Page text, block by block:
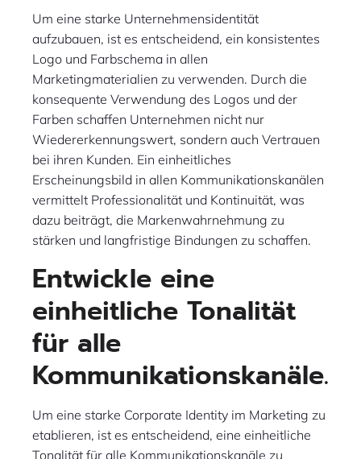
Um eine starke Unternehmensidentität
aufzubauen, ist es entscheidend, ein konsistentes
Logo und Farbschema in allen
Marketingmaterialien zu verwenden. Durch die
konsequente Verwendung des Logos und der
Farben schaffen Unternehmen nicht nur
Wiedererkennungswert, sondern auch Vertrauen
bei ihren Kunden. Ein einheitliches
Erscheinungsbild in allen Kommunikationskanälen
vermittelt Professionalität und Kontinuität, was
dazu beiträgt, die Markenwahrnehmung zu
stärken und langfristige Bindungen zu schaffen.
Entwickle eine
einheitliche Tonalität
für alle
Kommunikationskanäle.
Um eine starke Corporate Identity im Marketing zu
etablieren, ist es entscheidend, eine einheitliche
Tonalität für alle Kommunikationskanäle zu